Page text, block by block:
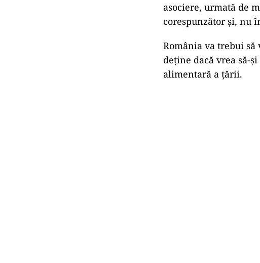
asociere, urmată de
corespunzător și, nu
România va trebui
deţine dacă vrea să-
alimentară a ţării.